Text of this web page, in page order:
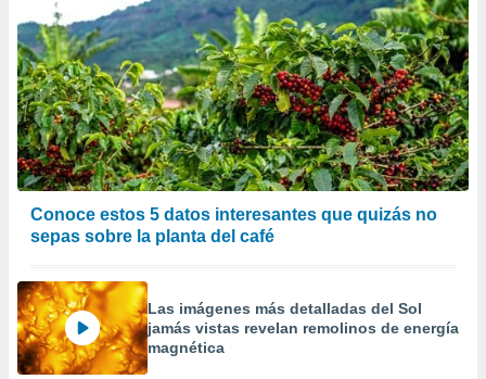
Conoce estos 5 datos interesantes que quizás no
sepas sobre la planta del café
Las imágenes más detalladas del Sol
jamás vistas revelan remolinos de energía
magnética